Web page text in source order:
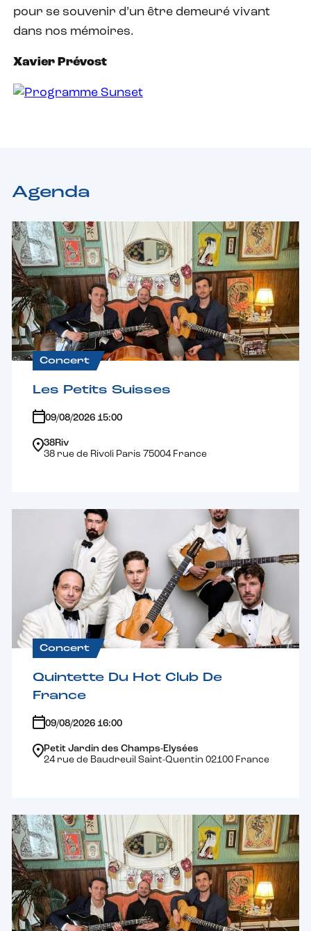
pour se souvenir d’un être demeuré vivant
dans nos mémoires.
Xavier Prévost
Agenda
Concert
Les Petits Suisses
09/08/2026 15:00
38Riv
38 rue de Rivoli Paris 75004 France
Concert
Quintette Du Hot Club De
France
09/08/2026 16:00
Petit Jardin des Champs-Elysées
24 rue de Baudreuil Saint-Quentin 02100 France